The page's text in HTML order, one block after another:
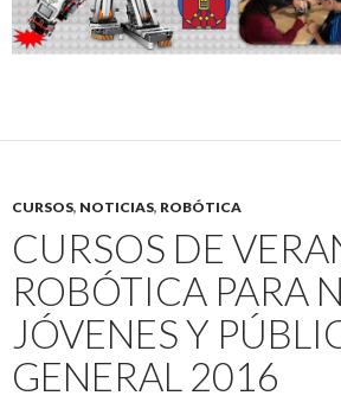
CURSOS, NOTICIAS, ROBÓTICA
CURSOS DE
ROBÓTICA PARA
JÓVENES Y
GENERAL 2016